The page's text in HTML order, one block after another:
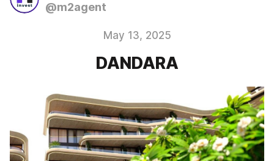
@m2agent
May 13, 2025
DANDARA